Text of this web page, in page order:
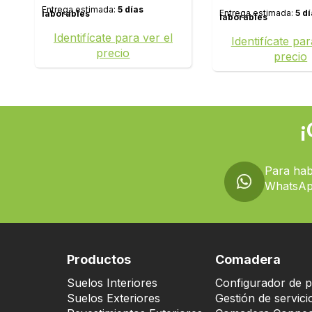
Entrega estimada: 5 días
laborables
Identifícate para ver el
precio
Entrega estimada: 5
laborables
Identifícate
precio
Para
Productos
Suelos Interiores
Suelos Exteriores
Comadera
Configurador de
Gestión de